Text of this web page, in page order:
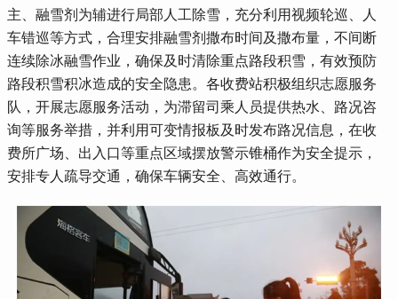
主、融雪剂为辅进行局部人工除雪，充分利用视频轮巡、人
车错巡等方式，合理安排融雪剂撒布时间及撒布量，不间断
连续除冰融雪作业，确保及时清除重点路段积雪，有效预防
路段积雪积冰造成的安全隐患。各收费站积极组织志愿服务
队，开展志愿服务活动，为滞留司乘人员提供热水、路况咨
询等服务举措，并利用可变情报板及时发布路况信息，在收
费所广场、出入口等重点区域摆放警示锥桶作为安全提示，
安排专人疏导交通，确保车辆安全、高效通行。